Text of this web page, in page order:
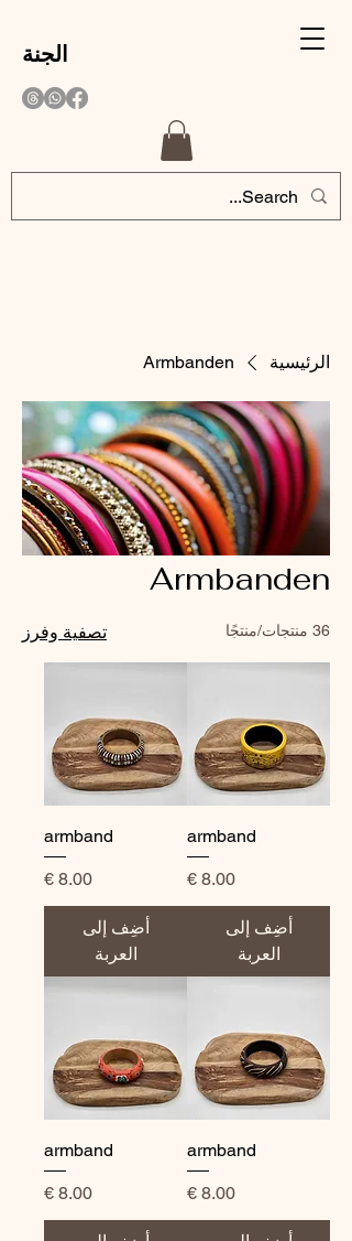
الجنة
الرئيسية Armbanden
Armbanden
36 منتجات/منتجًا تصفية وفرز
armband
السعر
أضِف إلى
العربة
armband
السعر
أضِف إلى
العربة
armband
السعر
armband
السعر